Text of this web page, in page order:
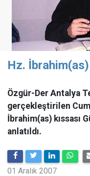
Hz. İbrahim(as)
Özgür-Der Antalya
gerçekleştirilen
İbrahim(as) kıssası
anlatıldı.
01 Aralık 2007